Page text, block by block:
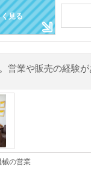
見る
営業や販売の経験
械の営業